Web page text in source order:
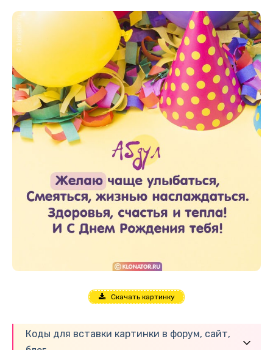
Скачать картинку
Коды для вставки картинки в форум, сайт,